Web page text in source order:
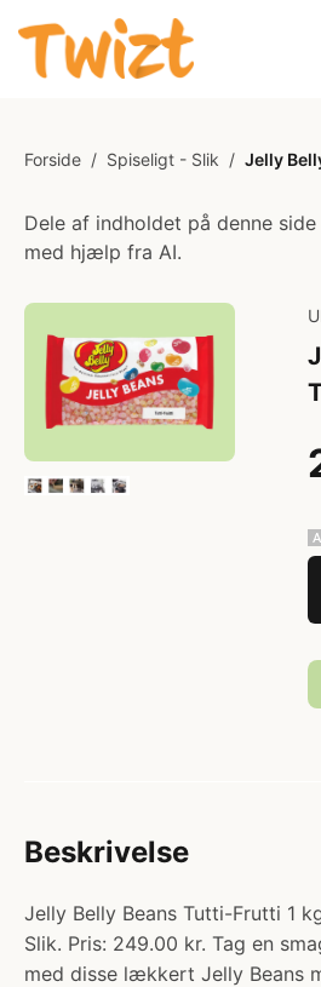
Forside / Spiseligt - Slik / Jelly
Dele af indholdet på denne
med hjælp fra AI.
Beskrivelse
Jelly Belly Beans Tutti-Frutti 1
Slik. Pris: 249.00 kr. Tag en
med disse lækkert Jelly Beans